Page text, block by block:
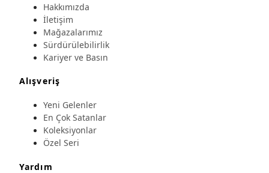
Hakkımızda
İletişim
Mağazalarımız
Sürdürülebilirlik
Kariyer ve Basın
Alışveriş
Yeni Gelenler
En Çok Satanlar
Koleksiyonlar
Özel Seri
Yardım